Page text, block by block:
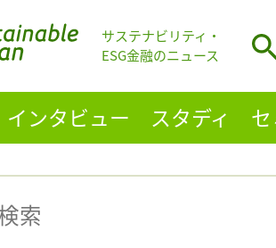
サステナビリティ・
ESG金融のニュース
インタビュー スタディ